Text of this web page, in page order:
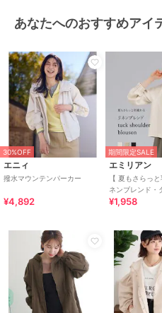
あなたへのおすすめアイ
30%OFF
エニィ
撥水マウンテンパーカー
¥4,892
期間限定SALE
エミリアン
【 夏もさらっ
ネンブレンド・
ダーブルゾン
¥1,958